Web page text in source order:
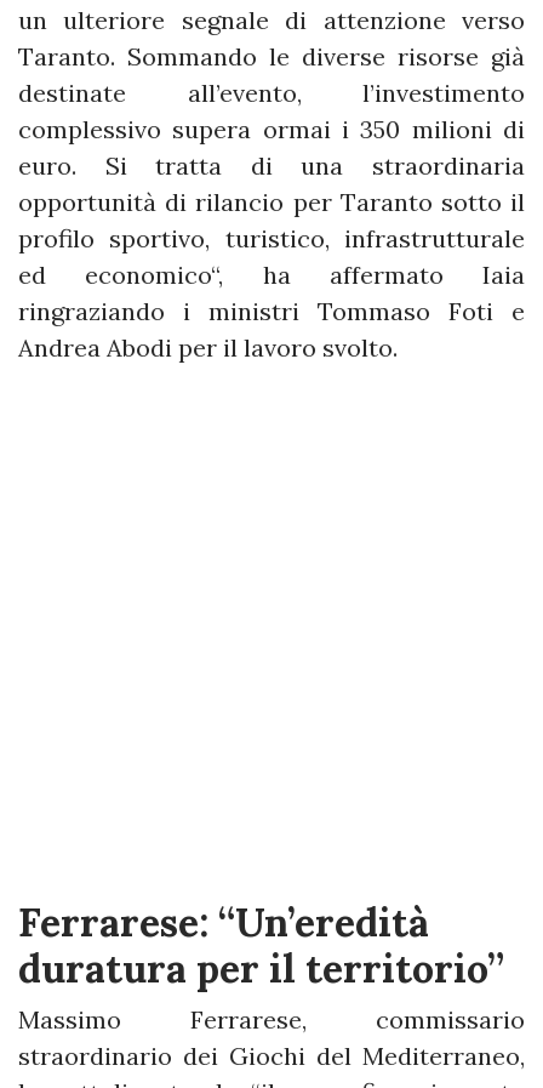
un ulteriore segnale di attenzione verso
Taranto. Sommando le diverse risorse già
destinate all’evento, l’investimento
complessivo supera ormai i 350 milioni di
euro. Si tratta di una straordinaria
opportunità di rilancio per Taranto sotto il
profilo sportivo, turistico, infrastrutturale
ed economico“, ha affermato Iaia
ringraziando i ministri Tommaso Foti e
Andrea Abodi per il lavoro svolto.
Ferrarese: “Un’eredità
duratura per il territorio”
Massimo Ferrarese, commissario
straordinario dei Giochi del Mediterraneo,